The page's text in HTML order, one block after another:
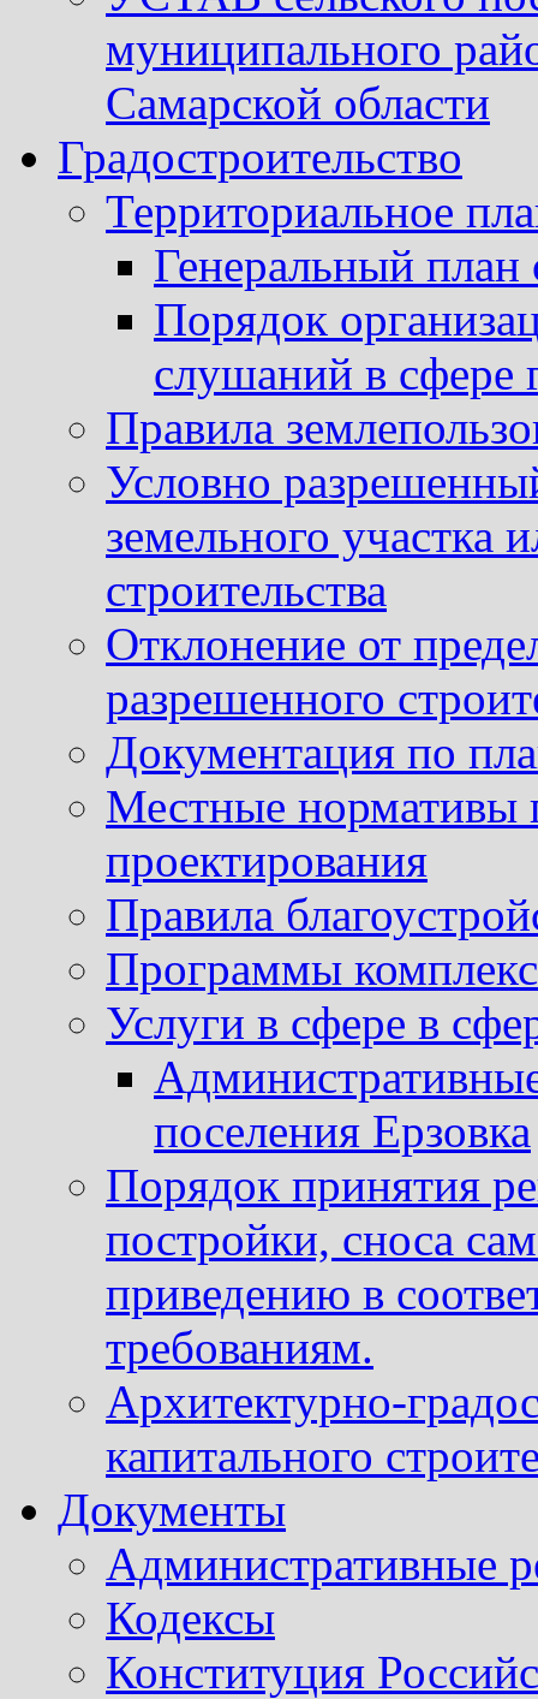
муниципального
Самарской области
Градостроительство
Территориальное
Генеральный план
Порядок
слушаний в сфере
Правила
Условно
земельного участка
строительства
Отклонение от
разрешенного
Документация по
Местные нормативы
проектирования
Правила
Программы
Услуги в сфере в
поселения Ерзовка
Порядок принятия
постройки, сноса
приведению в
требованиям.
Архитектурно-
капитального
Документы
Административные
Кодексы
Конституция